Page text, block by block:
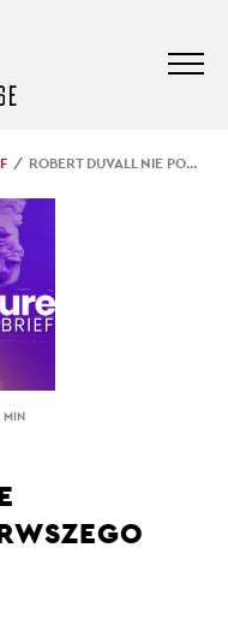
ROBERT DUVALL NIE POTRZEBOWAŁ PIERWSZEGO PLANU
MIN